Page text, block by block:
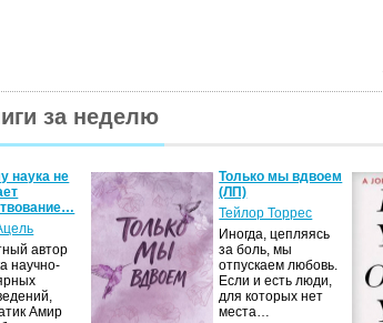
за неделю
наука не
автор
научно-
Амир
Только мы вдвоем
(ЛП)
Тейлор Торрес
Иногда, цепляясь
за боль, мы
отпускаем любовь.
Если и есть люди,
для которых нет
места…